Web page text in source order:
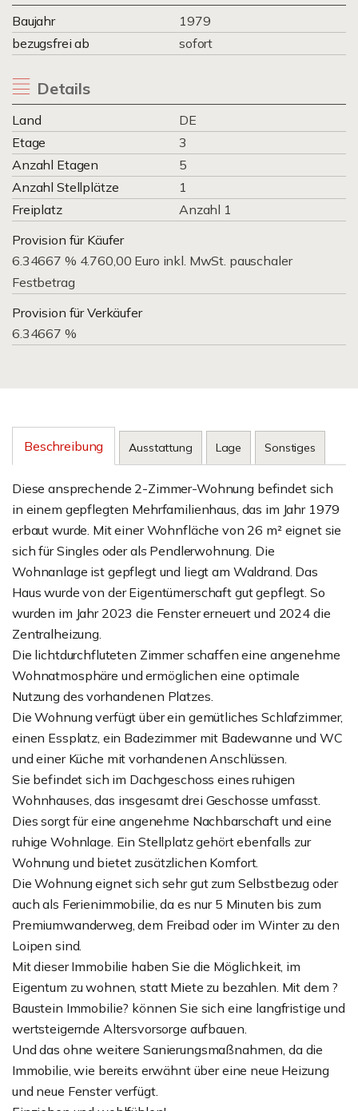
Baujahr
1979
bezugsfrei ab
sofort
Details
Land
DE
Etage
3
Anzahl Etagen
5
Anzahl Stellplätze
1
Freiplatz
Anzahl 1
Provision für Käufer
6.34667 % 4.760,00 Euro inkl. MwSt. pauschaler
Festbetrag
Provision für Verkäufer
6.34667 %
Beschreibung Ausstattung Lage Sonstiges
Diese ansprechende 2-Zimmer-Wohnung befindet sich
in einem gepflegten Mehrfamilienhaus, das im Jahr 1979
erbaut wurde. Mit einer Wohnfläche von 26 m² eignet sie
sich für Singles oder als Pendlerwohnung. Die
Wohnanlage ist gepflegt und liegt am Waldrand. Das
Haus wurde von der Eigentümerschaft gut gepflegt. So
wurden im Jahr 2023 die Fenster erneuert und 2024 die
Zentralheizung.
Die lichtdurchfluteten Zimmer schaffen eine angenehme
Wohnatmosphäre und ermöglichen eine optimale
Nutzung des vorhandenen Platzes.
Die Wohnung verfügt über ein gemütliches Schlafzimmer,
einen Essplatz, ein Badezimmer mit Badewanne und WC
und einer Küche mit vorhandenen Anschlüssen.
Sie befindet sich im Dachgeschoss eines ruhigen
Wohnhauses, das insgesamt drei Geschosse umfasst.
Dies sorgt für eine angenehme Nachbarschaft und eine
ruhige Wohnlage. Ein Stellplatz gehört ebenfalls zur
Wohnung und bietet zusätzlichen Komfort.
Die Wohnung eignet sich sehr gut zum Selbstbezug oder
auch als Ferienimmobilie, da es nur 5 Minuten bis zum
Premiumwanderweg, dem Freibad oder im Winter zu den
Loipen sind.
Mit dieser Immobilie haben Sie die Möglichkeit, im
Eigentum zu wohnen, statt Miete zu bezahlen. Mit dem ?
Baustein Immobilie? können Sie sich eine langfristige und
wertsteigernde Altersvorsorge aufbauen.
Und das ohne weitere Sanierungsmaßnahmen, da die
Immobilie, wie bereits erwähnt über eine neue Heizung
und neue Fenster verfügt.